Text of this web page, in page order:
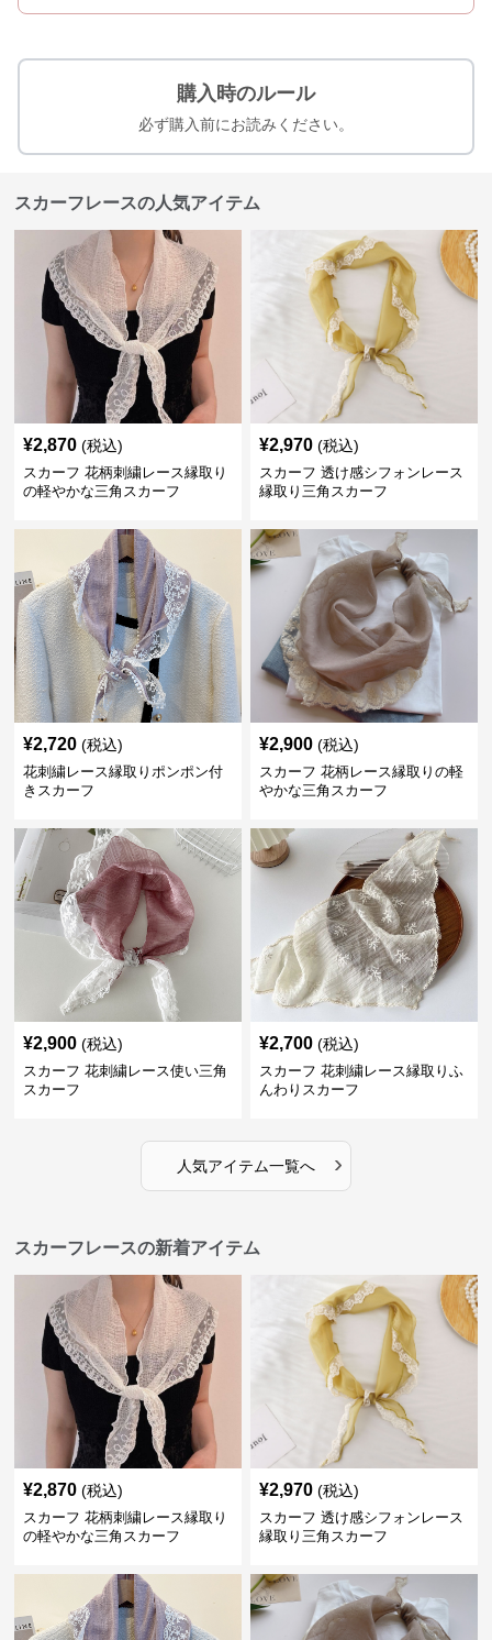
購入時のルール
必ず購入前にお読みください。
スカーフレースの人気アイテム
¥2,870 (税込)
スカーフ 花柄刺繍レース縁取り
の軽やかな三角スカーフ
¥2,970 (税込)
スカーフ 透け感シフォンレース
縁取り三角スカーフ
¥2,720 (税込)
花刺繍レース縁取りポンポン付
きスカーフ
¥2,900 (税込)
スカーフ 花柄レース縁取りの軽
やかな三角スカーフ
¥2,900 (税込)
スカーフ 花刺繍レース使い三角
スカーフ
¥2,700 (税込)
スカーフ 花刺繍レース縁取りふ
んわりスカーフ
人気アイテム一覧へ ›
スカーフレースの新着アイテム
¥2,870 (税込)
スカーフ 花柄刺繍レース縁取り
の軽やかな三角スカーフ
¥2,970 (税込)
スカーフ 透け感シフォンレース
縁取り三角スカーフ